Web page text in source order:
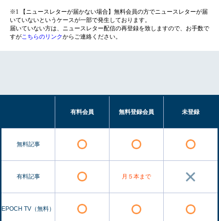
※1 【ニュースレターが届かない場合】無料会員の方でニュースレターが届
いていないというケースが一部で発生しております。
届いていない方は、ニュースレター配信の再登録を致しますので、お手数で
すがこちらのリンクからご連絡ください。
有料会員 無料登録会員 未登録
無料記事
有料記事 月５本まで
EPOCH TV（無料）